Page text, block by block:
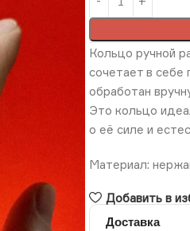
Кольцо ручной
сочетает в
обработан
Это кольцо
о её силе и
Материал:
Добавить в
Доставка